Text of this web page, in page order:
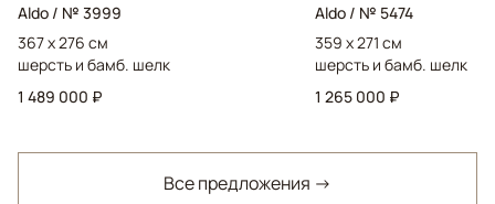
Aldo / № 3999
367 x 276 см
шерсть и бамб. шелк
1 489 000 ₽
Aldo / № 5474
359 x 271 см
шерсть и бамб. шелк
1 265 000 ₽
Все предложения →